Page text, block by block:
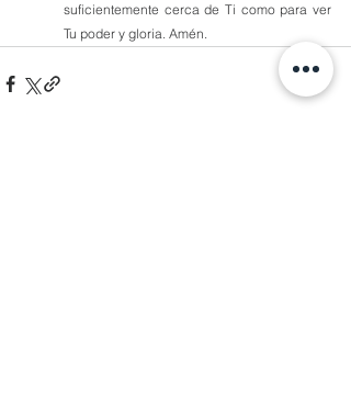
suficientemente cerca de Ti como para ver
Tu poder y gloria. Amén.